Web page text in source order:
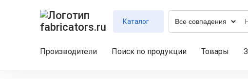
Каталог
Производители Поиск по продукции Товары